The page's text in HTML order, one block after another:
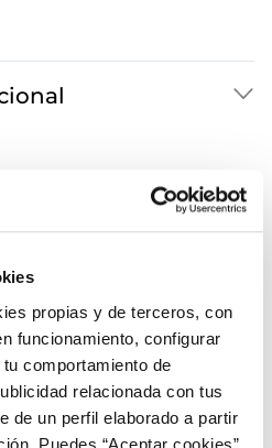
propias y de terceros, con
funcionamiento, configurar
comportamiento de
relacionada con tus
de un perfil elaborado a partir
Puedes “Aceptar cookies”
Mini bombones